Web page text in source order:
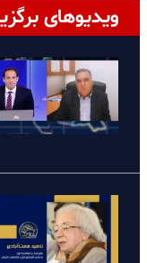
ویدیوهای